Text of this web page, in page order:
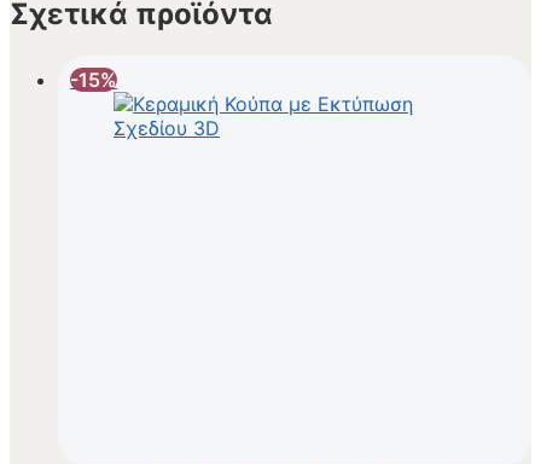
Σχετικά προϊόντα
-15%